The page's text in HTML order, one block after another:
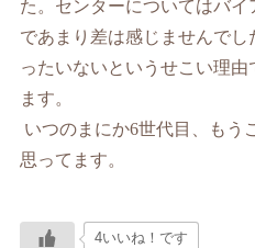
た。センターについてはバ
であまり差は感じませんでし
ったいないというせこい理
ます。
いつのまにか6世代目、もう
思ってます。
4いいね！です